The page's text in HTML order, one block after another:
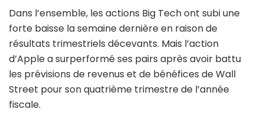
Dans l’ensemble, les actions Big Tech ont subi une
forte baisse la semaine dernière en raison de
résultats trimestriels décevants. Mais l’action
d’Apple a surperformé ses pairs après avoir battu
les prévisions de revenus et de bénéfices de Wall
Street pour son quatrième trimestre de l’année
fiscale.